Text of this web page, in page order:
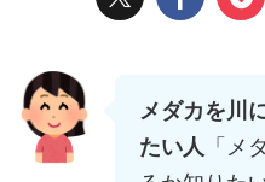
メダカを川
たい人 「メ